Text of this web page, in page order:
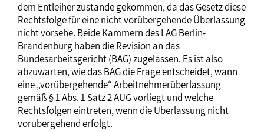
dem Entleiher zustande gekommen, da das Gesetz diese
Rechtsfolge für eine nicht vorübergehende Überlassung
nicht vorsehe. Beide Kammern des LAG Berlin-
Brandenburg haben die Revision an das
Bundesarbeitsgericht (BAG) zugelassen. Es ist also
abzuwarten, wie das BAG die Frage entscheidet, wann
eine „vorübergehende“ Arbeitnehmerüberlassung
gemäß § 1 Abs. 1 Satz 2 AÜG vorliegt und welche
Rechtsfolgen eintreten, wenn die Überlassung nicht
vorübergehend erfolgt.